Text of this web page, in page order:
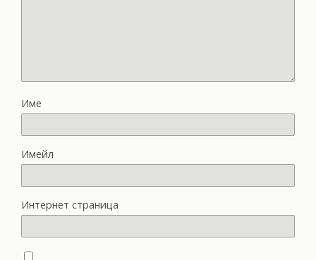
Име
Имейл
Интернет страница